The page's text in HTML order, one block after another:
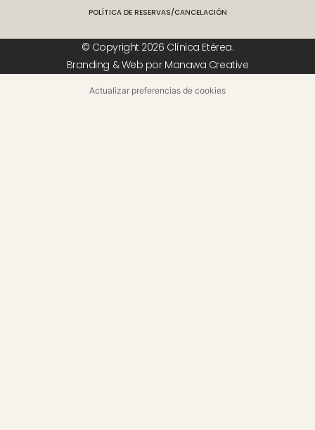
POLÍTICA DE RESERVAS/CANCELACIÓN
© Copyright 2026 Clínica Etérea.
Branding & Web por Manawa Creative
Actualizar preferencias de cookies